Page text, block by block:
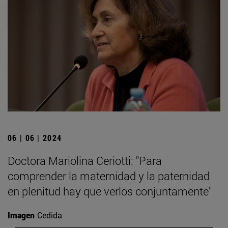
06 | 06 | 2024
Doctora Mariolina Ceriotti: "Para
comprender la maternidad y la paternidad
en plenitud hay que verlos conjuntamente"
Imagen Cedida